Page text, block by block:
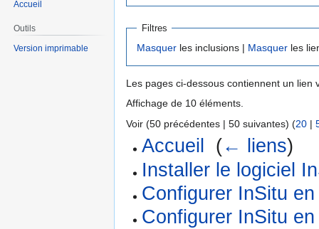
navigation
recherche
Filtres
Masquer les inclusions | Masquer les
Les pages ci-dessous contiennent un lien
Affichage de 10 éléments.
Voir (50 précédentes | 50 suivantes) (20 |
Accueil (← liens)
Installer le logiciel
Configurer InSitu
Configurer InSitu
Accueil
Outils
Version imprimable